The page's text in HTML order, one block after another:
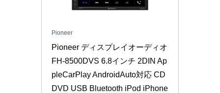
Pioneer
Pioneer ディスプレイオーディオ
FH-8500DVS 6.8インチ 2DIN Ap
pleCarPlay AndroidAuto対応 CD
DVD USB Bluetooth iPod iPhone